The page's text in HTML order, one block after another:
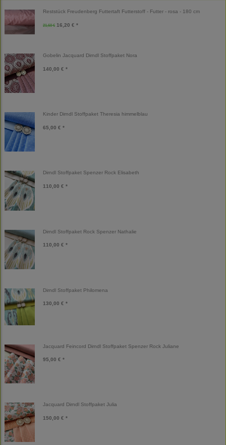
Reststück Freudenberg Futtertaft Futterstoff - Futter - rosa - 180 cm
21,60 € 16,20 € *
Gobelin Jacquard Dirndl Stoffpaket Nora
140,00 € *
Kinder Dirndl Stoffpaket Theresia himmelblau
65,00 € *
Dirndl Stoffpaket Spenzer Rock Elisabeth
110,00 € *
Dirndl Stoffpaket Rock Spenzer Nathalie
110,00 € *
Dirndl Stoffpaket Philomena
130,00 € *
Jacquard Feincord Dirndl Stoffpaket Spenzer Rock Juliane
95,00 € *
Jacquard Dirndl Stoffpaket Julia
150,00 € *